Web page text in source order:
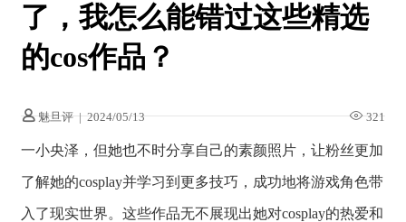
了，我怎么能错过这些精选
的cos作品？
魅旦评 | 2024/05/13 321
一小央泽，但她也不时分享自己的素颜照片，让粉丝更加
了解她的cosplay并学习到更多技巧，成功地将游戏角色带
入了现实世界。这些作品无不展现出她对cosplay的热爱和